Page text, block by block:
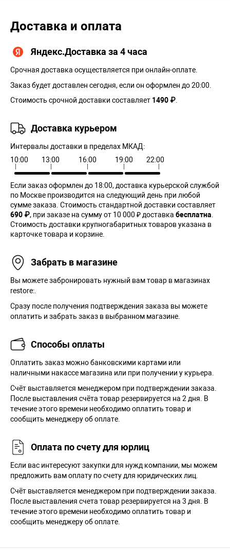
Доставка и оплата
Яндекс.Доставка за 4 часа
Срочная доставка осуществляется при онлайн-оплате.
Заказ будет доставлен сегодня, если он оформлен до 20:00.
Стоимость срочной доставки составляет 1490 ₽
Доставка курьером
Интервалы доставки в пределах МКАД:
10:00
13:00 16:00 19:00 22:00
Если заказ оформлен до 18:00, доставка курьерской службой
по Москве производится на следующий день при любой
сумме заказа. Cтоимость стандартной доставки составляет
690 ₽, при заказе на сумму от 10 000 ₽ доставка бесплатна
Стоимость доставки крупногабаритных товаров указана в
карточке товара и корзине.
Забрать в магазине
Вы можете забронировать нужный вам товар в магазинах
restore:.
Сразу после получения подтверждения заказа вы можете
оплатить и забрать заказ в выбранном магазине.
Способы оплаты
Оплатить заказ можно банковскими картами или
наличными накассе магазина или при получении у курьера.
Cчёт выставляется менеджером при подтверждении заказа.
После выставления счёта товар резервируется на 2 дня. В
течение этого времени необходимо оплатить товар и
сообщить менеджеру об оплате.
Оплата по счету для юрлиц
Если вас интересуют закупки для нужд компании, мы можем
предложить вам оплату по счету для юридических лиц.
Счёт выставляется менеджером при подтверждении заказа.
После выставления счета товар резервируется на 3 дня. В
течение этого времени необходимо оплатить товар и
сообщить менеджеру об оплате.